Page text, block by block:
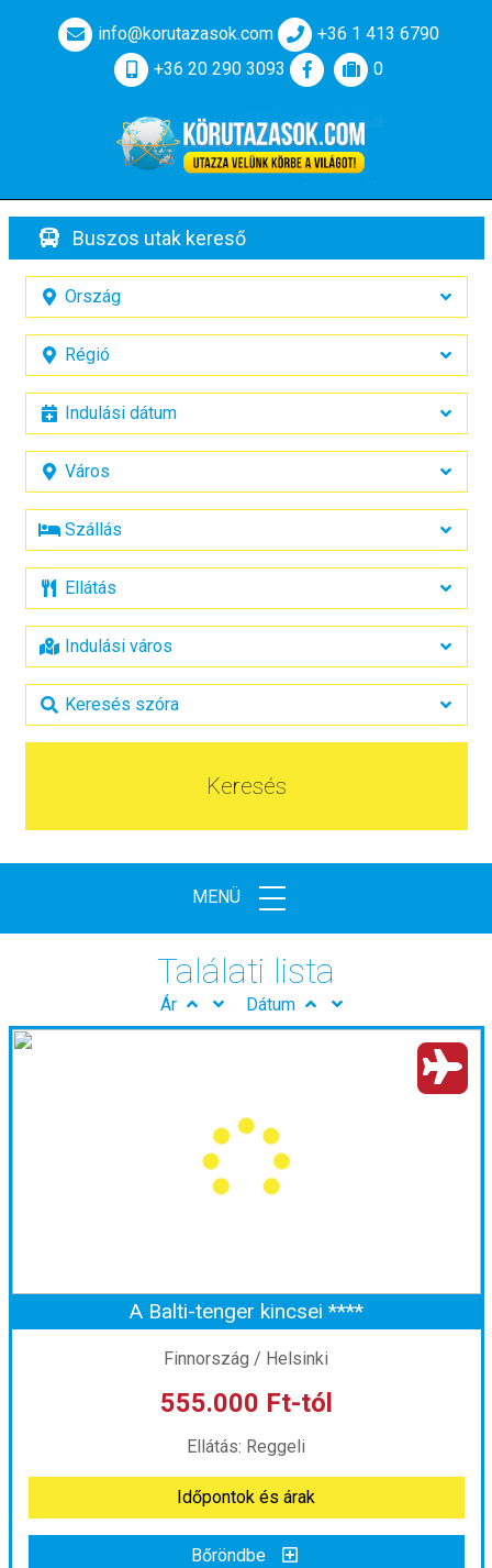
info@korutazasok.com
+36 1 413 6790
+36 20 290 3093
0
Buszos utak kereső
Keresés
MENÜ
Találati lista
Ár Dátum
A Balti-tenger kincsei ****
Finnország / Helsinki
555.000 Ft-tól
Ellátás: Reggeli
Időpontok és árak
Bőröndbe